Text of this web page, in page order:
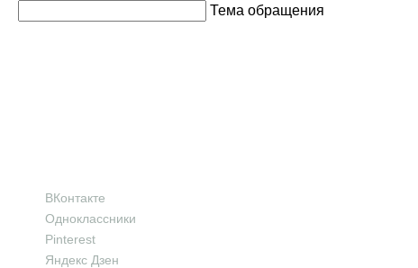
ВКонтакте
Одноклассники
Pinterest
Яндекс Дзен
Тема обращения